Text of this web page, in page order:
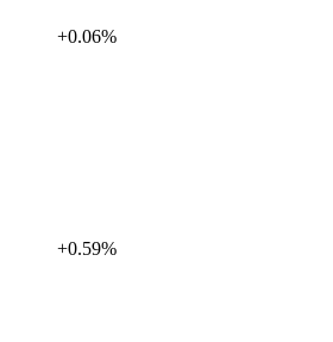
+0.06%
+0.59%